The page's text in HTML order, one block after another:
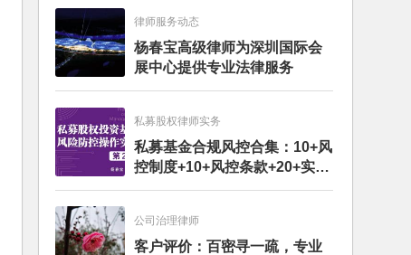
律师服务动态
杨春宝高级律师为深圳国际会
展中心提供专业法律服务
私募股权律师实务
私募基金合规风控合集：10+风
控制度+10+风控条款+20+实务
文章+每月动态
公司治理律师
客户评价：百密寻一疏，专业